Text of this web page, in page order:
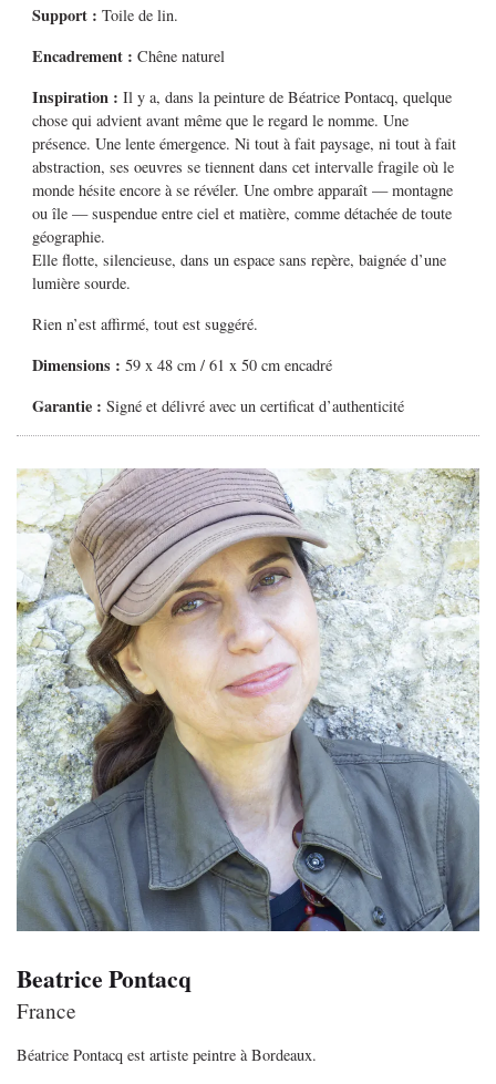
Support : Toile de lin.
Encadrement : Chêne naturel
Inspiration :Il y a, dans la peinture de Béatrice Pontacq, quelque
chose qui advient avant même que le regard le nomme. Une
présence. Une lente émergence. Ni tout à fait paysage, ni tout à fait
abstraction, ses oeuvres se tiennent dans cet intervalle fragile où le
monde hésite encore à se révéler. Une ombre apparaît — montagne
ou île — suspendue entre ciel et matière, comme détachée de toute
géographie.
Elle flotte, silencieuse, dans un espace sans repère, baignée d’une
lumière sourde.
Rien n’est affirmé, tout est suggéré.
Dimensions :59 x 48 cm / 61 x 50 cm encadré
Garantie : Signé et délivré avec un certificat d’authenticité
Beatrice Pontacq
France
Béatrice Pontacq est artiste peintre à Bordeaux.